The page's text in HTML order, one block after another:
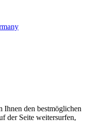
Ihnen den bestmöglichen
der Seite weitersurfen,